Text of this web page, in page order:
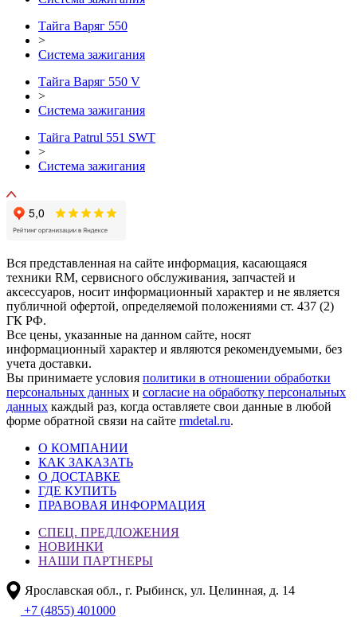
Тайга Варяг 550
>
Система зажигания
Тайга Варяг 550 V
>
Система зажигания
Тайга Patrul 551 SWT
>
Система зажигания
Вся представленная на сайте информация, касающаяся
техники RM, сервисного обслуживания, запчастей и
аксессуаров, носит информационный характер и не является
публичной офертой, определяемой положениями ст. 437 (2)
ГК РФ.
Все цены, указанные на данном сайте, носят
информационный характер и являются рекомендуемыми, без
учета доставки.
Вы принимаете условия политики в отношении обработки
персональных данных и согласие на обработку персональных
данных каждый раз, когда оставляете свои данные в любой
форме обратной связи на сайте rmdetal.ru.
О КОМПАНИИ
КАК ЗАКАЗАТЬ
О ДОСТАВКЕ
ГДЕ КУПИТЬ
ПРАВОВАЯ ИНФОРМАЦИЯ
СПЕЦ. ПРЕДЛОЖЕНИЯ
НОВИНКИ
НАШИ ПАРТНЕРЫ
Ярославская обл., г. Рыбинск, ул. Целинная, д. 14
+7 (4855) 401000